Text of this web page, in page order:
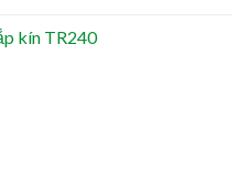
kín TR240